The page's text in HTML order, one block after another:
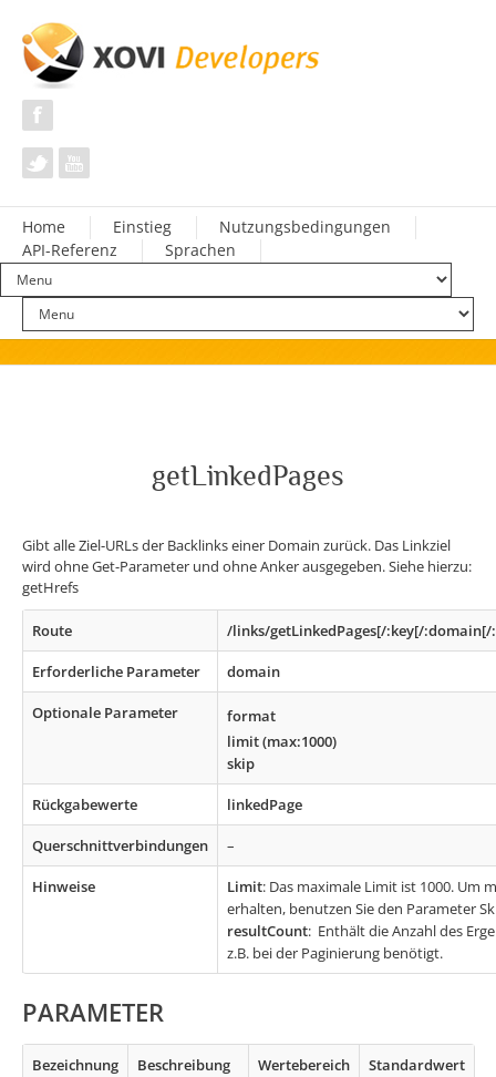
Home Einstieg
Nutzungsbedingungen
API-Referenz
Sprachen
getLinkedPages
Gibt alle Ziel-URLs der Backlinks einer Domain zurück. Das Linkziel
wird ohne Get-Parameter und ohne Anker ausgegeben. Siehe hierzu:
getHrefs
Route /links/getLinkedPages[/:key[/
Erforderliche Parameter domain
Optionale Parameter
format
limit (max:1000)
skip
Rückgabewerte linkedPage
Querschnittverbindungen –
Hinweise Limit: Das maximale Limit ist 1000. Um
erhalten, benutzen Sie den Parameter
resultCount: Enthält die Anzahl des
z.B. bei der Paginierung benötigt.
PARAMETER
Bezeichnung Beschreibung Wertebereich Standardwert